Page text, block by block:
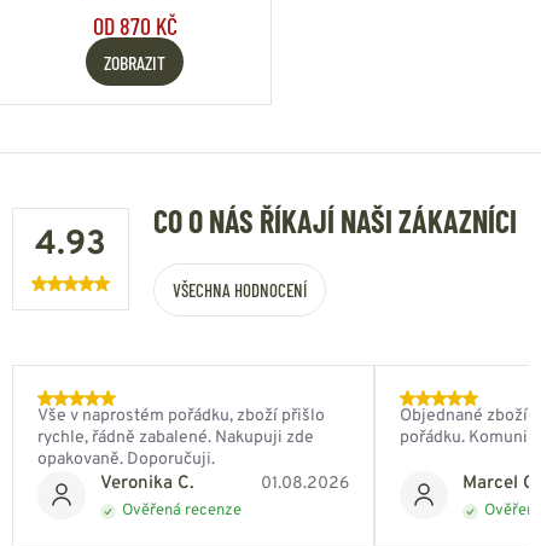
OD 870 KČ
ZOBRAZIT
4.93
CO O NÁS ŘÍKAJÍ NAŠI ZÁKAZNÍCI
VŠECHNA HODNOCENÍ
Veronika C. 01.08.2026
Ověřená recenze
Vše v naprostém pořádku, zboží přišlo
rychle, řádně zabalené. Nakupuji zde
opakovaně. Doporučuji.
Marcel
Objednané zboží
pořádku.